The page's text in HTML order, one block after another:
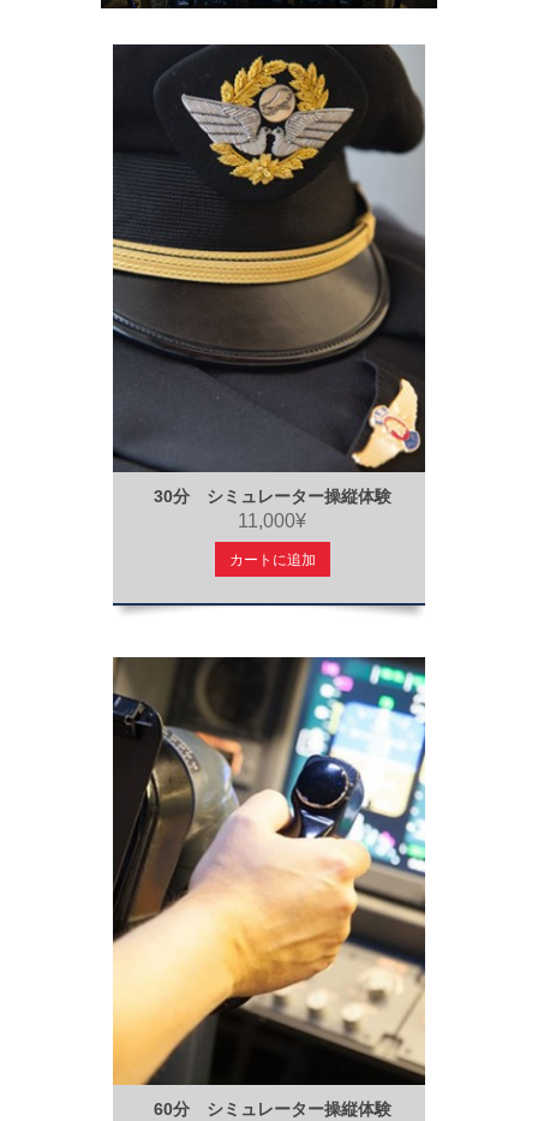
30分 シミュレーター操縦体験
11,000¥
カートに追加
60分 シミュレーター操縦体験